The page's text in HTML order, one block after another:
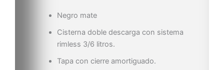
Negro mate
Cisterna doble descarga con sistema
rimless 3/6 litros.
Tapa con cierre amortiguado.